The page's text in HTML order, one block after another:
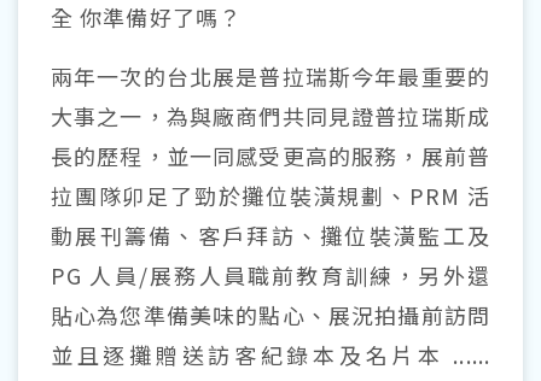
全 你準備好了嗎？
兩年一次的台北展是普拉瑞斯今年最重要的
大事之一，為與廠商們共同見證普拉瑞斯成
長的歷程，並一同感受更高的服務，展前普
拉團隊卯足了勁於攤位裝潢規劃、PRM 活
動展刊籌備、客戶拜訪、攤位裝潢監工及
PG 人員/展務人員職前教育訓練，另外還
貼心為您準備美味的點心、展況拍攝前訪問
並且逐攤贈送訪客紀錄本及名片本 ......